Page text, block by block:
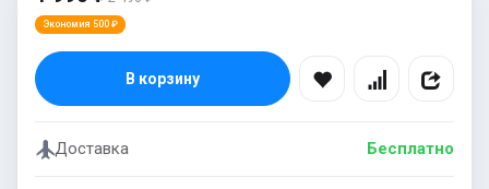
Экономия 500 ₽
В корзину
Доставка Бесплатно